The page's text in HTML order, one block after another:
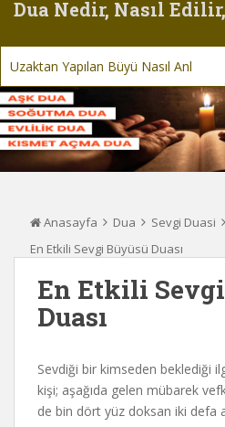
Dua Nedir, Nasıl
Uzaktan Yapılan Büyü Nasıl Anlaşılır
Anasayfa Dua
Sevgi Duasi
En Etkili Sevgi Büyüsü Duası
En Etkili
Duası
Sevdiği bir kimseden beklediği
kişi; aşağıda gelen mübarek
de bin dört yüz doksan iki defa